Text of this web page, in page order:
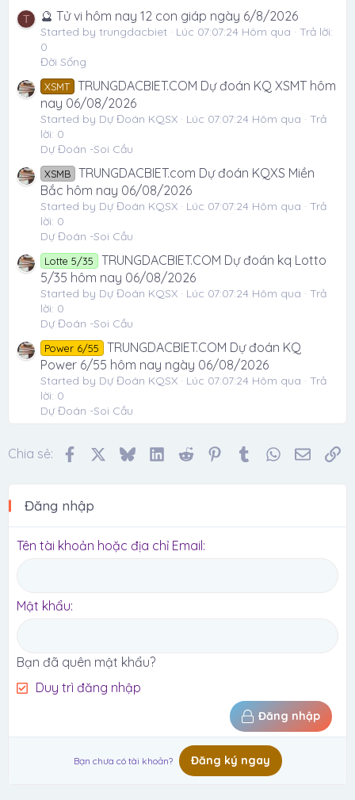
T 🔮 Tử vi hôm nay 12 con giáp ngày 6/8/2026
Started by trungdacbiet Lúc 07:07:24 Hôm qua
Trả lời:
0
Đời Sống
XSMT TRUNGDACBIET.COM Dự đoán KQ XSMT hôm
nay 06/08/2026
Started by Dự Đoán KQSX Lúc 07:07:24 Hôm qua
Trả
lời: 0
Dự Đoán -Soi Cầu
XSMB
TRUNGDACBIET.com Dự đoán KQXS Miền
Bắc hôm nay 06/08/2026
Started by Dự Đoán KQSX Lúc 07:07:24 Hôm qua
Trả
lời: 0
Dự Đoán -Soi Cầu
Lotte 5/35
TRUNGDACBIET.COM Dự đoán kq Lotto
5/35 hôm nay 06/08/2026
Started by Dự Đoán KQSX Lúc 07:07:24 Hôm qua
Trả
lời: 0
Dự Đoán -Soi Cầu
Power 6/55
TRUNGDACBIET.COM Dự đoán KQ
Power 6/55 hôm nay ngày 06/08/2026
Started by Dự Đoán KQSX Lúc 07:07:24 Hôm qua
Trả
lời: 0
Dự Đoán -Soi Cầu
Chia sẻ: FacebookBlueskyLinkedIn
Reddit Pinterest
Tumblr WhatsApp
Email
Đăng nhập
Tên tài khoản hoặc địa chỉ Email
Mật khẩu
Bạn đã quên mật khẩu?
Duy trì đăng nhập
Đăng nhập
Bạn chưa có tài khoản? Đăng ký ngay